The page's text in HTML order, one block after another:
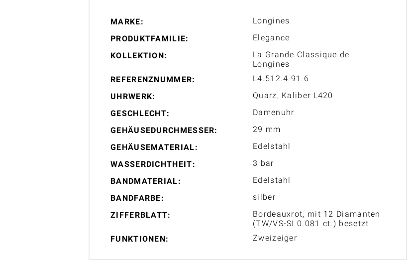
MARKE:
Longines
PRODUKTFAMILIE:
Elegance
KOLLEKTION:
La Grande Classique de
Longines
REFERENZNUMMER:
L4.512.4.91.6
UHRWERK:
Quarz, Kaliber L420
GESCHLECHT:
Damenuhr
GEHÄUSEDURCHMESSER:
29 mm
GEHÄUSEMATERIAL:
Edelstahl
WASSERDICHTHEIT:
3 bar
BANDMATERIAL:
Edelstahl
BANDFARBE:
silber
ZIFFERBLATT:
Bordeauxrot, mit 12 Diamanten
(TW/VS-SI 0.081 ct.) besetzt
FUNKTIONEN:
Zweizeiger